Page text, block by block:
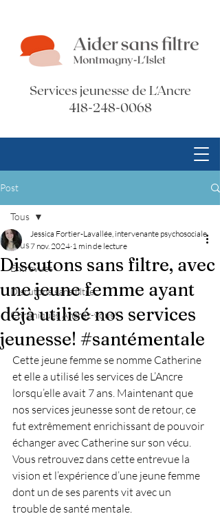
Services jeunesse de L'Ancre
418-248-0068
Post
Tous
Entrevues
Discutons sans filtre
Chroniques Ancrez-vous!
Tous
Discutons sans filtre, avec
une jeune femme ayant
déjà utilisé nos services
jeunesse! #santémentale
Jessica Fortier-Lavallée, intervenante psychosociale
7 nov. 2024 1 min de lecture
Cette jeune femme se nomme Catherine
et elle a utilisé les services de L’Ancre
lorsqu’elle avait 7 ans. Maintenant que
nos services jeunesse sont de retour, ce
fut extrêmement enrichissant de pouvoir
échanger avec Catherine sur son vécu.
Vous retrouvez dans cette entrevue la
vision et l’expérience d’une jeune femme
dont un de ses parents vit avec un
trouble de santé mentale.